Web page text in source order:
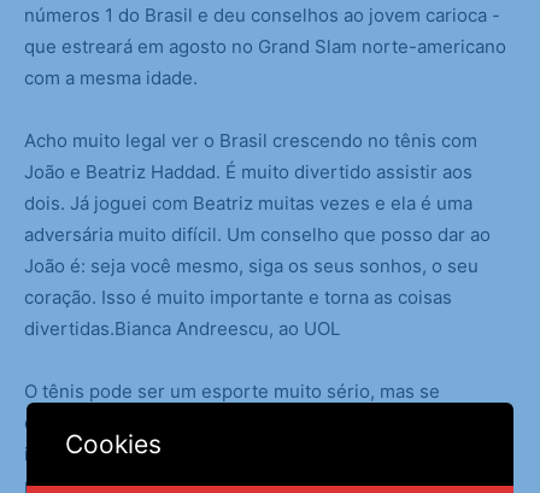
números 1 do Brasil e deu conselhos ao jovem carioca -
que estreará em agosto no Grand Slam norte-americano
com a mesma idade.
Acho muito legal ver o Brasil crescendo no tênis com
João e Beatriz Haddad. É muito divertido assistir aos
dois. Já joguei com Beatriz muitas vezes e ela é uma
adversária muito difícil. Um conselho que posso dar ao
João é: seja você mesmo, siga os seus sonhos, o seu
coração. Isso é muito importante e torna as coisas
divertidas.Bianca Andreescu, ao UOL
O tênis pode ser um esporte muito sério, mas se
conseguirmos manter as coisas leves às vezes, acho que
isso pode ajudar bastante. E, obviamente, nunca desistir,
porque sempre teremos dias ruins, mas é como
Cookies